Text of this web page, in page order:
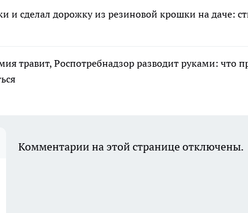
и сделал дорожку из резиновой крошки на даче:
травит, Роспотребнадзор разводит руками: что
Комментарии на этой странице отключены.